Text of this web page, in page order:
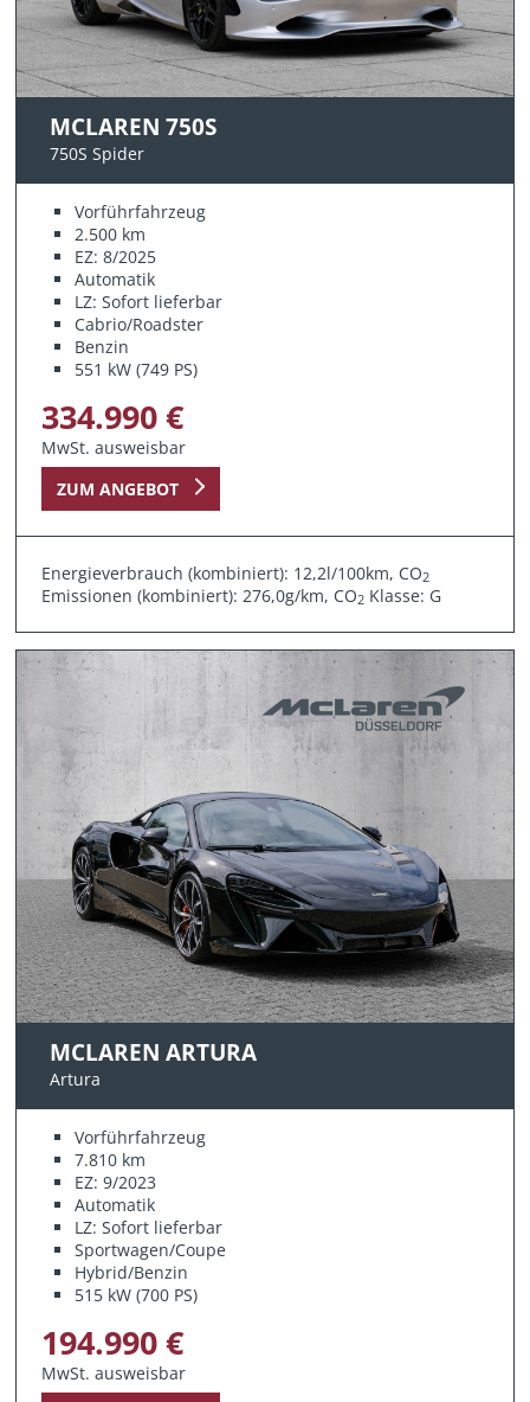
MCLAREN 750S
750S Spider
Vorführfahrzeug
2.500 km
EZ: 8/2025
Automatik
LZ: Sofort lieferbar
Cabrio/Roadster
Benzin
551 kW (749 PS)
334.990 €
MwSt. ausweisbar
ZUM ANGEBOT
Energieverbrauch (kombiniert): 12,2l/100km, CO2
Emissionen (kombiniert): 276,0g/km, CO2 Klasse: G
MCLAREN ARTURA
Artura
Vorführfahrzeug
7.810 km
EZ: 9/2023
Automatik
LZ: Sofort lieferbar
Sportwagen/Coupe
Hybrid/Benzin
515 kW (700 PS)
194.990 €
MwSt. ausweisbar